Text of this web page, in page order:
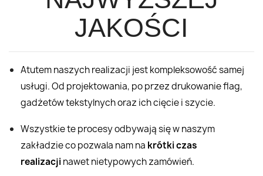
JAKOŚCI
Atutem naszych realizacji jest kompleksowość samej
usługi. Od projektowania, po przez drukowanie flag,
gadżetów tekstylnych oraz ich cięcie i szycie.
Wszystkie te procesy odbywają się w naszym
zakładzie co pozwala nam na krótki czas
realizacjinawet nietypowych zamówień.